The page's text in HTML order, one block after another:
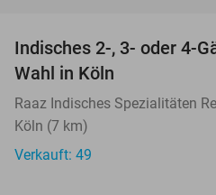
Indisches 2-, 3- oder 4-
Wahl in Köln
Raaz Indisches Spezialitäten
Köln (7 km)
Verkauft: 49